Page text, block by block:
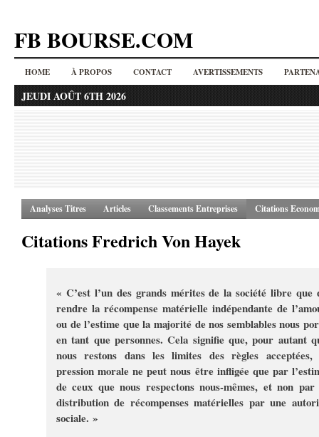
FB BOURSE.COM
HOME À PROPOS CONTACT AVERTISSEMENTS
JEUDI AOÛT 6TH 2026
Analyses Titres Articles Classements Entreprises Citations
Citations Fredrich Von Hayek
« C’est l’un des grands mérites de la société libre que
rendre la récompense matérielle indépendante de
ou de l’estime que la majorité de nos semblables nous
en tant que personnes. Cela signifie que, pour autant
nous restons dans les limites des règles acceptées,
pression morale ne peut nous être infligée que par
de ceux que nous respectons nous-mêmes, et non par
distribution de récompenses matérielles par une
sociale. »